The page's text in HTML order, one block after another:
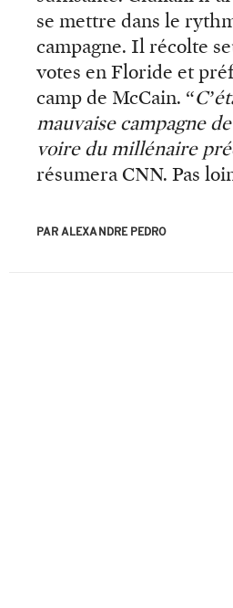
se mettre dans le
campagne. Il récolte
votes en Floride et
camp de McCain. “
mauvaise campagne
voire du millénaire
résumera CNN. Pas
PAR ALEXANDRE PEDRO